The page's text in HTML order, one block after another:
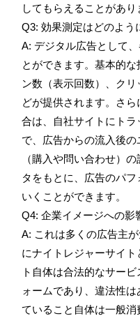
してもらえることがあり
Q3: 効果測定はどのよう
A: デジタル広告として
とができます。基本的
ン数（表示回数）、ク
どが提供されます。さ
合は、自社サイトにト
で、広告からの流入後
（購入や問い合わせ）
タをもとに、広告のパ
いくことができます。
Q4: 企業イメージへの影
A: これは多くの広告主
にナイトレジャーサイ
ト自体は合法的なサー
ォームであり、違法性
ていること自体は一般消